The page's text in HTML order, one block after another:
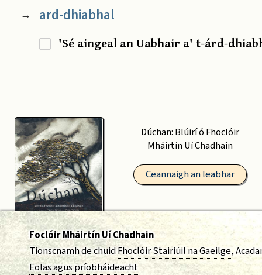
→ ard-dhiabhal
'Sé aingeal an Uabhair a' t-árd-
Dúchan: Blúirí ó Fhoclóir
Mháirtín Uí Chadhain
Ceannaigh an leabhar
Foclóir Mháirtín Uí Chadhain
Tionscnamh de chuidFhoclóir Stairiúil na Gaeilge,
Eolas agus príobháideacht